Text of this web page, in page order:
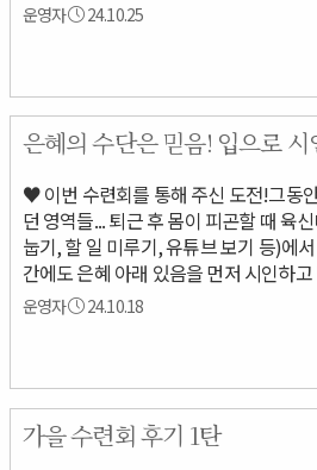
운영자 24.10.25
은혜의 수단은 믿음! 입으로 시
♥ 이번 수련회를 통해 주신 도전!그동
던 영역들... 퇴근 후 몸이 피곤할 때 육
눕기, 할 일 미루기, 유튜브 보기 등)에
간에도 은혜 아래 있음을 먼저 시인하고
운영자 24.10.18
가을 수련회 후기 1탄